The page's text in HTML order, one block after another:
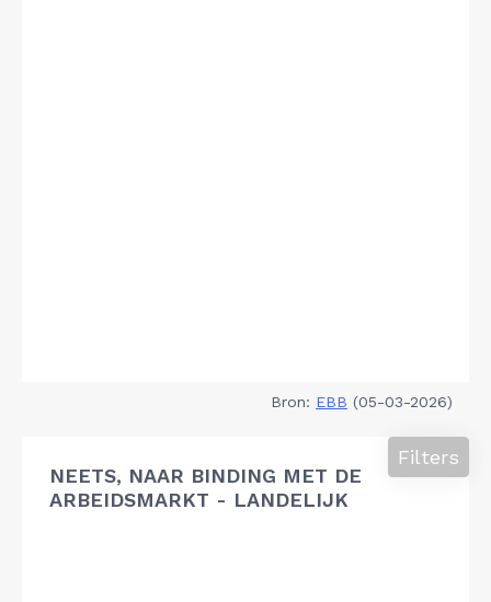
Bron: EBB (05-03-2026)
NEETS, NAAR BINDING MET DE
ARBEIDSMARKT - LANDELIJK
Filters